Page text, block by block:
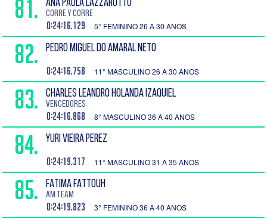
81. ANA PAULA LAZZAROTTO
Corre y corre
0:24:16.129 5° FEMININO 26 A 30 ANOS
82. PEDRO MIGUEL DO AMARAL NETO
0:24:16.758 11° MASCULINO 26 A 30 ANOS
83. CHARLES LEANDRO HOLANDA IZAQUIEL
vencedores
0:24:16.868 8° MASCULINO 36 A 40 ANOS
84. YURI VIEIRA PEREZ
0:24:19.317 11° MASCULINO 31 A 35 ANOS
85. FATIMA FATTOUH
AM Team
0:24:19.823 3° FEMININO 36 A 40 ANOS